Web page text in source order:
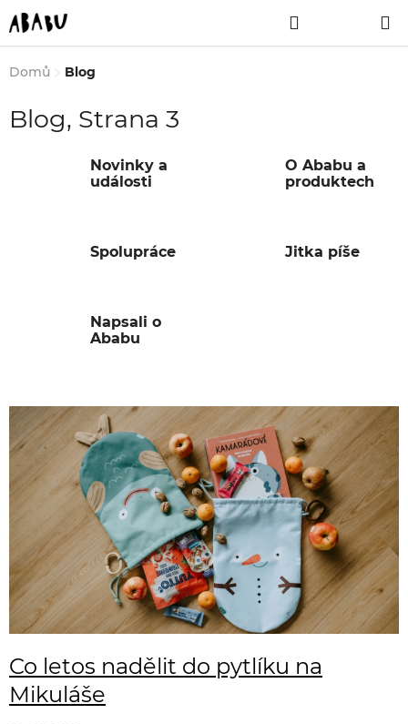
Přejít
na
obsah
NÁKUPNÍ
KOŠÍK
Domů
Blog
Blog, Strana 3
Novinky a
události
O Ababu a
produktech
Spolupráce Jitka píše
Napsali o
Ababu
V
ý
p
i
č
l
á
n
k
ů
Co letos nadělit do pytlíku na
Mikuláše